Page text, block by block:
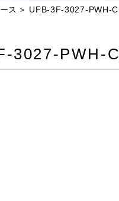
ス UFB-3F-3027-PWH-C
3027-PWH-C